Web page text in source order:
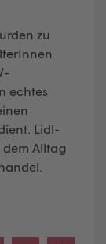
zu
echtes
Lidl-
dem Alltag